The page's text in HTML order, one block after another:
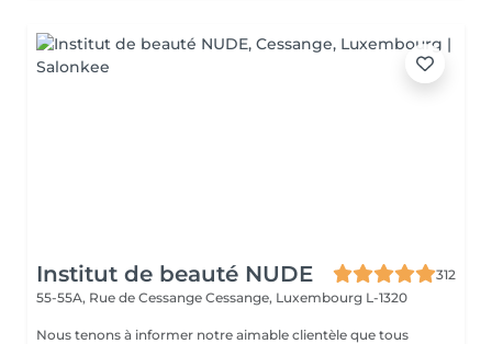
Institut de beauté NUDE
312
55-55A, Rue de Cessange Cessange, Luxembourg L-1320
Nous tenons à informer notre aimable clientèle que tous